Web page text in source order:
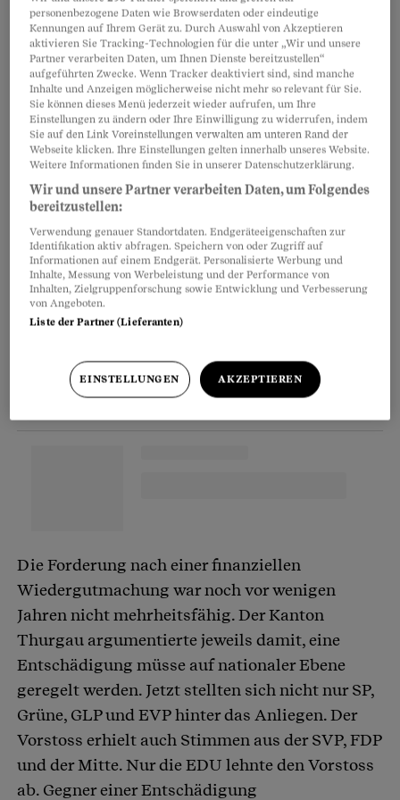
Psychiatrieprofessor Roland Kuhn hatte
zwischen 1940 und 1980 an rund 3000
Patientinnen und Patienten nicht zugelassene
Substanzen getestet. Das Ausmass der Tests
wurde 2019 durch eine interdisziplinäre
Forschergruppeaufgearbeitet. Schon 2014
berichtete der Beobachter über Kuhns
exzessiven Forschungsdrang («Die
Menschenversuche von Münsterlingen»
Partnerinhalte
Die Forderung nach einer finanziellen
Wiedergutmachung war noch vor wenigen
Jahren nicht mehrheitsfähig. Der Kanton
Thurgau argumentierte jeweils damit, eine
Entschädigung müsse auf nationaler Ebene
geregelt werden. Jetzt stellten sich nicht nur SP,
Grüne, GLP und EVP hinter das Anliegen. Der
Vorstoss erhielt auch Stimmen aus der SVP, FDP
und der Mitte. Nur die EDU lehnte den Vorstoss
ab. Gegner einer Entschädigung
personenbezogene Daten wie Browserdaten oder eindeutige
Kennungen auf Ihrem Gerät zu. Durch Auswahl von Akzeptieren
aktivieren Sie Tracking-Technologien für die unter „Wir und unsere
Partner verarbeiten Daten, um Ihnen Dienste bereitzustellen“
aufgeführten Zwecke. Wenn Tracker deaktiviert sind, sind manche
Inhalte und Anzeigen möglicherweise nicht mehr so relevant für Sie.
Sie können dieses Menü jederzeit wieder aufrufen, um Ihre
Einstellungen zu ändern oder Ihre Einwilligung zu widerrufen, indem
Sie auf den Link Voreinstellungen verwalten am unteren Rand der
Webseite klicken. Ihre Einstellungen gelten innerhalb unseres Website.
Weitere Informationen finden Sie in unserer Datenschutzerklärung.
Wir und unsere Partner verarbeiten Daten, um Folgendes
bereitzustellen:
Verwendung genauer Standortdaten. Endgeräteeigenschaften zur
Identifikation aktiv abfragen. Speichern von oder Zugriff auf
Informationen auf einem Endgerät. Personalisierte Werbung und
Inhalte, Messung von Werbeleistung und der Performance von
Inhalten, Zielgruppenforschung sowie Entwicklung und Verbesserung
von Angeboten.
Liste der Partner (Lieferanten)
EINSTELLUNGEN AKZEPTIEREN